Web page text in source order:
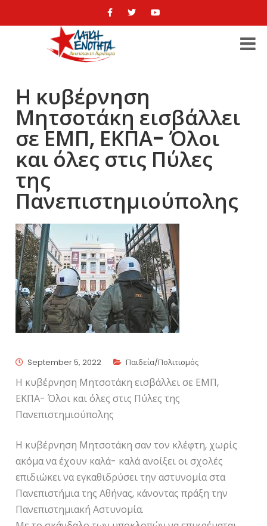
Η κυβέρνηση
Μητσοτάκη εισβάλλει
σε ΕΜΠ, ΕΚΠΑ- Όλοι
και όλες στις Πύλες
της
Πανεπιστημιούπολης
September 5, 2022 Παιδεία/Πολιτισμός
Η κυβέρνηση Μητσοτάκη εισβάλλει σε ΕΜΠ,
ΕΚΠΑ- Όλοι και όλες στις Πύλες της
Πανεπιστημιούπολης
Η κυβέρνηση Μητσοτάκη σαν τον κλέφτη, χωρίς
ακόμα να έχουν καλά- καλά ανοίξει οι σχολές
επιδιώκει να εγκαθιδρύσει την αστυνομία στα
Πανεπιστήμια της Αθήνας, κάνοντας πράξη την
Πανεπιστημιακή Αστυνομία.